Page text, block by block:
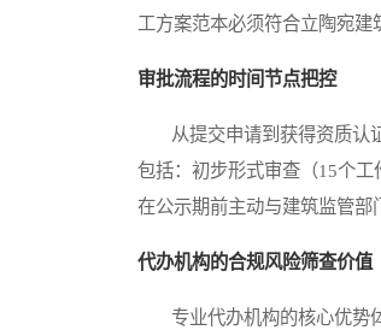
工方案范本必须符合立陶宛建
审批流程的时间节点把控
从提交申请到获得资质认证
包括：初步形式审查（15个工
在公示期前主动与建筑监管部
代办机构的合规风险筛查价值
专业代办机构的核心优势体